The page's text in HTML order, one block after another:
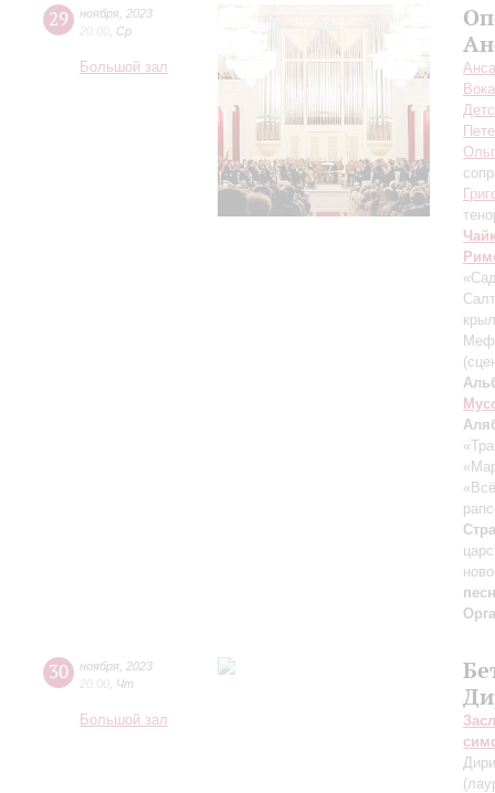
29 ноября 2023
20:00 Ср
Большой зал
30 ноября 2023
20:00 Чт
Большой зал